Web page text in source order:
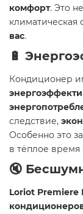
комфорт. Это
климатическая
вас.
🔋
Кондиционер
следствие,
Особенно это
в тёплое время
🔇
Loriot Premiere